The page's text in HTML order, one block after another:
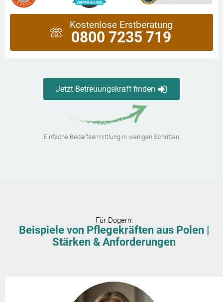
Kostenlose Erstberatung
0800 7235 719
Jetzt Betreuungskraft finden
Einfache Bedarfsermittlung in wenigen Schritten
Für Dogern:
Beispiele von Pflegekräften aus Polen |
Stärken & Anforderungen